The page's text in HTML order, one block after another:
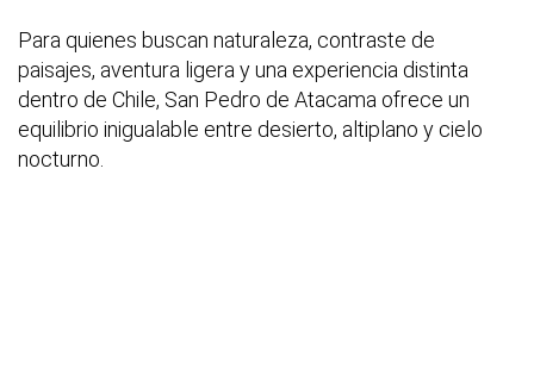
Para quienes buscan naturaleza, contraste de
paisajes, aventura ligera y una experiencia distinta
dentro de Chile, San Pedro de Atacama ofrece un
equilibrio inigualable entre desierto, altiplano y cielo
nocturno.